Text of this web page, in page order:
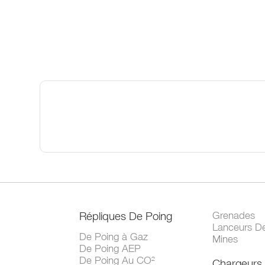
Répliques De Poing
De Poing à Gaz
De Poing AEP
De Poing Au CO²
Grenades
Lanceurs
Mines